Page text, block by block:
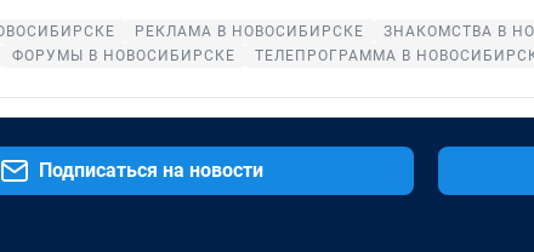
РЕКЛАМА В НОВОСИБИРСКЕ ЗНАКОМСТВА В
ФОРУМЫ В НОВОСИБИРСКЕ ТЕЛЕПРОГРАММА В
Подписаться на новости